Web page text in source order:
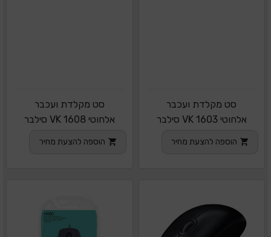
סט מקלדת ועכבר
אלחוטי VK 1603 סילבר
הוספה להצעת מחיר
סט מקלדת ועכבר
אלחוטי VK 1608 סילבר
הוספה להצעת מחיר